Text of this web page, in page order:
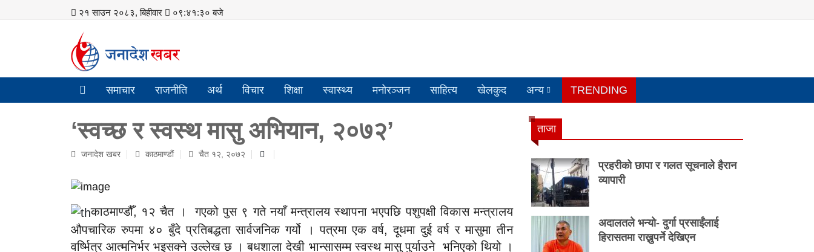
२१ साउन २०८३, बिहीवार ०९:४१:३१ बजे
समाचार राजनीति अर्थ विचार शिक्षा स्वास्थ्य मनोरञ्जन साहित्य खेलकुद अन्य TRENDING
‘स्वच्छ र स्वस्थ मासु अभियान, २०७२’
जनादेश खबर काठमाण्डाैं चैत १२, २०७२
काठमाण्डौँ, १२ चैत । गएको पुस ९ गते नयाँ मन्त्रालय स्थापना भएपछि पशुपक्षी विकास मन्त्रालय
औपचारिक रुपमा ४० बुँदे प्रतिबद्धता सार्वजनिक गर्यो । पत्रमा एक वर्ष, दूधमा दुई वर्ष र मासुमा तीन
वर्ष्भित्र आत्मनिर्भर भइसक्ने उल्लेख छ । बधशाला देखी भान्सासम्म स्वस्थ मासु पुर्याउने भनिएको थियो ।
ताजा
प्रहरीको छापा र गलत सूचनाले हैरान
व्यापारी
अदालतले भन्यो- दुर्गा प्रसाईंलाई
हिरासतमा राख्नुपर्ने देखिएन